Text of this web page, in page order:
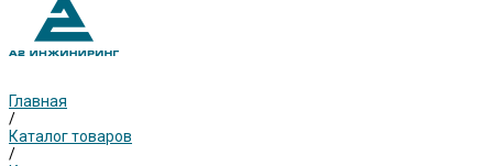
Главная
/
Каталог товаров
/